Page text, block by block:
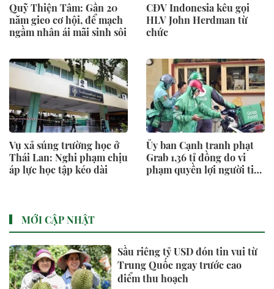
Quỹ Thiện Tâm: Gần 20
năm gieo cơ hội, để mạch
ngầm nhân ái mãi sinh sôi
CĐV Indonesia kêu gọi
HLV John Herdman từ
chức
Vụ xả súng trường học ở
Thái Lan: Nghi phạm chịu
áp lực học tập kéo dài
Ủy ban Cạnh tranh phạt
Grab 1,36 tỉ đồng do vi
phạm quyền lợi người tiêu
MỚI CẬP NHẬT
Sầu riêng tỷ USD đón tin vui từ
Trung Quốc ngay trước cao
điểm thu hoạch